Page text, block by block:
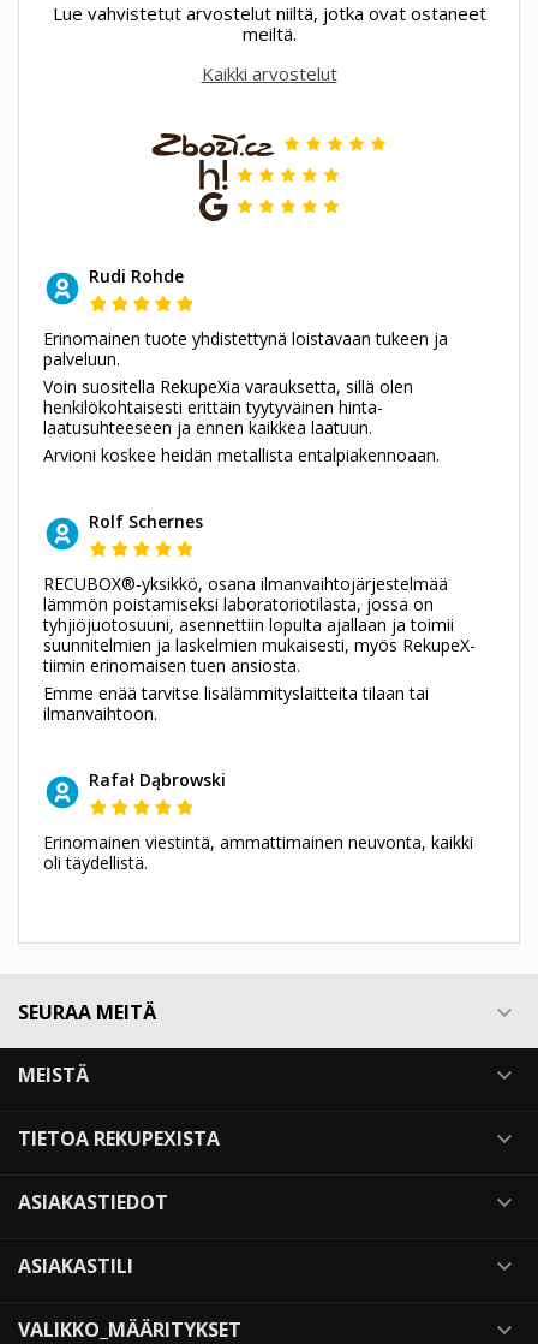
Lue vahvistetut arvostelut niiltä, jotka ovat ostaneet
meiltä.
Kaikki arvostelut
Rudi Rohde
Erinomainen tuote yhdistettynä loistavaan tukeen ja
palveluun.
Voin suositella RekupeXia varauksetta, sillä olen
henkilökohtaisesti erittäin tyytyväinen hinta-
laatusuhteeseen ja ennen kaikkea laatuun.
Arvioni koskee heidän metallista entalpiakennoaan.
Rolf Schernes
RECUBOX®-yksikkö, osana ilmanvaihtojärjestelmää
lämmön poistamiseksi laboratoriotilasta, jossa on
tyhjiöjuotosuuni, asennettiin lopulta ajallaan ja toimii
suunnitelmien ja laskelmien mukaisesti, myös RekupeX-
tiimin erinomaisen tuen ansiosta.
Emme enää tarvitse lisälämmityslaitteita tilaan tai
ilmanvaihtoon.
Rafał Dąbrowski
Erinomainen viestintä, ammattimainen neuvonta, kaikki
oli täydellistä.
SEURAA MEITÄ 
MEISTÄ 
TIETOA REKUPEXISTA 
ASIAKASTIEDOT 
ASIAKASTILI 
VALIKKO_MÄÄRITYKSET 